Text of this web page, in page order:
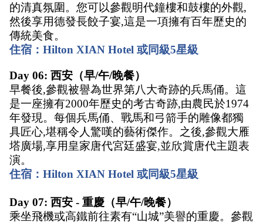
的清真氛圍。您可以參觀明代鐘樓和鼓樓的外觀,
然後享用德發長餃子宴,這是一項擁有百年歷史的
傳統美食。
住宿：Hilton XIAN Hotel 或同級5星級
Day 06: 西安（早/午/晚餐）
早餐後,參觀被譽為世界第八大奇跡的兵馬俑。這
是一座擁有2000年歷史的考古奇跡,由農民於1974
年發現。每個兵馬俑、戰馬和弓箭手的雕像都獨
具匠心,堪稱令人驚嘆的藝術傑作。之後,參觀大雁
塔廣場,享用皇家唐代宮廷盛宴,並欣賞唐代主題表
演。
住宿：Hilton XIAN Hotel 或同級5星級
Day 07: 西安 - 重慶（早/午/晚餐）
乘坐飛機或高鐵前往素有“山城”美譽的重慶。參觀